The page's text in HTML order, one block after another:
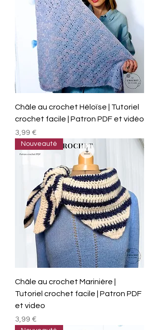
Châle au crochet Héloïse | Tutoriel
crochet facile | Patron PDF et vidéo
Prix
3,99 €
Nouveauté
Châle au crochet Marinière |
Tutoriel crochet facile | Patron PDF
et video
Prix
3,99 €